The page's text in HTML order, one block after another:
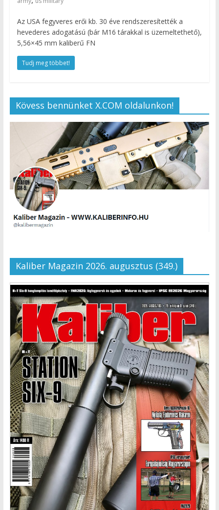
Az USA fegyveres erői kb. 30 éve rendszeresítették a
hevederes adogatású (bár M16 tárakkal is üzemeltethető),
5,56×45 mm kaliberű FN
Tudj meg többet!
Kövess bennünket X.COM oldalunkon!
Kaliber Magazin 2026. augusztus (349.)